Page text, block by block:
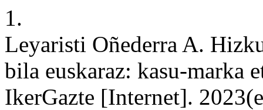
1.
Leyaristi Oñederra A.
bila euskaraz: kasu-marka
IkerGazte [Internet].